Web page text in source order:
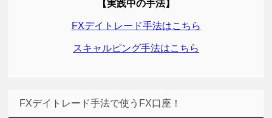
【実践中の手法】
FXデイトレード手法はこちら
スキャルピング手法はこちら
FXデイトレード手法で使うFX口座！